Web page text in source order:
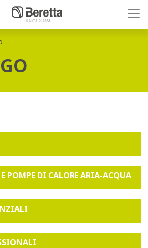
E POMPE DI CALORE ARIA-ACQUA